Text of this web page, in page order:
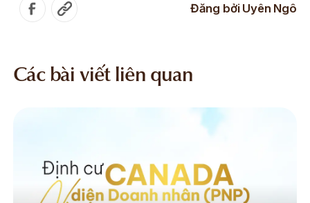
Đăng bởi Uyên Ngô
Các bài viết liên quan